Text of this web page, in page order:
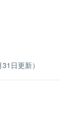
日更新）